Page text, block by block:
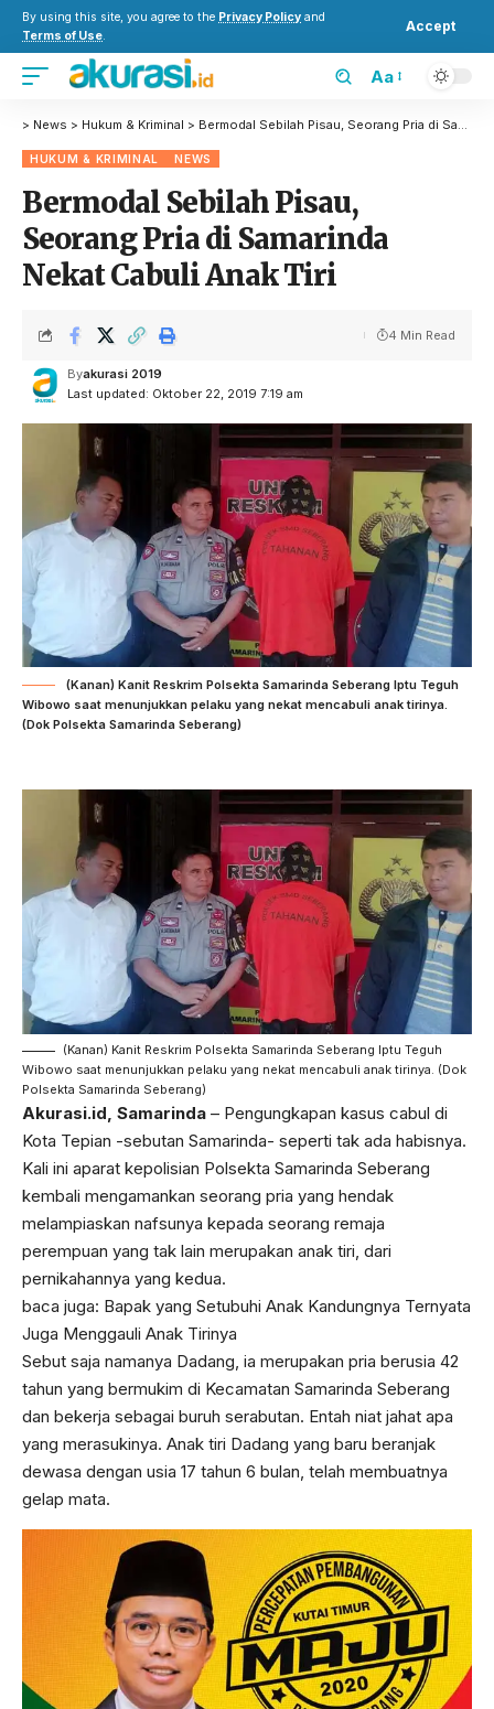
By using this site, you agree to the Privacy Policy and
Terms of Use.
Accept
Aa
> News > Hukum & Kriminal > Bermodal Sebilah Pisau, Seorang Pria di Samarinda Nekat Cabuli Anak Tiri
HUKUM & KRIMINAL NEWS
Bermodal Sebilah Pisau,
Seorang Pria di Samarinda
Nekat Cabuli Anak Tiri
Last updated: Oktober 22, 2019 7:19 am
Byakurasi 2019
4 Min Read
(Kanan) Kanit Reskrim Polsekta Samarinda Seberang Iptu Teguh
Wibowo saat menunjukkan pelaku yang nekat mencabuli anak tirinya.
(Dok Polsekta Samarinda Seberang)
(Kanan) Kanit Reskrim Polsekta Samarinda Seberang Iptu Teguh
Wibowo saat menunjukkan pelaku yang nekat mencabuli anak tirinya. (Dok
Polsekta Samarinda Seberang)
Akurasi.id, Samarinda – Pengungkapan kasus cabul di
Kota Tepian -sebutan Samarinda- seperti tak ada habisnya.
Kali ini aparat kepolisian Polsekta Samarinda Seberang
kembali mengamankan seorang pria yang hendak
melampiaskan nafsunya kepada seorang remaja
perempuan yang tak lain merupakan anak tiri, dari
pernikahannya yang kedua.
baca juga: Bapak yang Setubuhi Anak Kandungnya Ternyata
Juga Menggauli Anak Tirinya
Sebut saja namanya Dadang, ia merupakan pria berusia 42
tahun yang bermukim di Kecamatan Samarinda Seberang
dan bekerja sebagai buruh serabutan. Entah niat jahat apa
yang merasukinya. Anak tiri Dadang yang baru beranjak
dewasa dengan usia 17 tahun 6 bulan, telah membuatnya
gelap mata.